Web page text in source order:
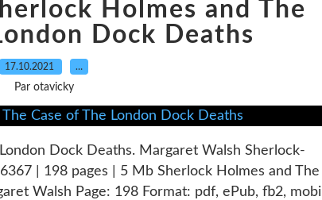
Holmes and The
Dock Deaths
17.10.2021 …
Par otavicky
Dock Deaths. Margaret Walsh Sherlock-
| 198 pages | 5 Mb Sherlock Holmes and The
Walsh Page: 198 Format: pdf, ePub, fb2, mobi